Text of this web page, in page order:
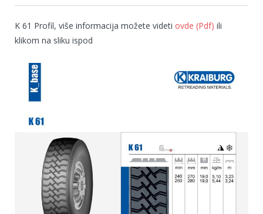
K 61 Profil, više informacija možete videti ovde (Pdf) ili
klikom na sliku ispod